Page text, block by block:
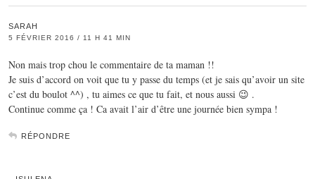
SARAH
5 FÉVRIER 2016 / 11 H 41 MIN
Non mais trop chou le commentaire de ta maman !!
Je suis d’accord on voit que tu y passe du temps (et je sais qu’avoir un site
c’est du boulot ^^) , tu aimes ce que tu fait, et nous aussi 😉 .
Continue comme ça ! Ca avait l’air d’être une journée bien sympa !
RÉPONDRE